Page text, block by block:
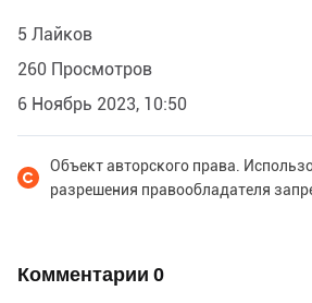
5 Лайков
260 Просмотров
6 Ноябрь 2023, 10:50
Объект авторского права.
разрешения правообладателя
Комментарии 0